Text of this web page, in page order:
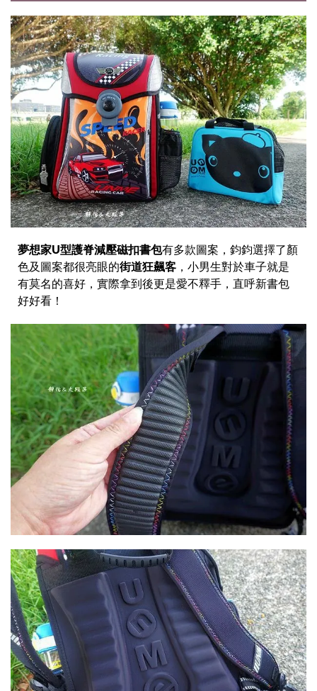
夢想家U型護脊減壓磁扣書包有多款圖案，鈞鈞選擇了顏
色及圖案都很亮眼的街道狂飆客 ，小男生對於車子就是
有莫名的喜好，實際拿到後更是愛不釋手，直呼新書包
好好看！